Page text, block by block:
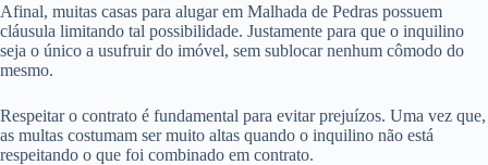
Afinal, muitas casas para alugar em Malhada de Pedras possuem
cláusula limitando tal possibilidade. Justamente para que o inquilino
seja o único a usufruir do imóvel, sem sublocar nenhum cômodo do
mesmo.
Respeitar o contrato é fundamental para evitar prejuízos. Uma vez que,
as multas costumam ser muito altas quando o inquilino não está
respeitando o que foi combinado em contrato.